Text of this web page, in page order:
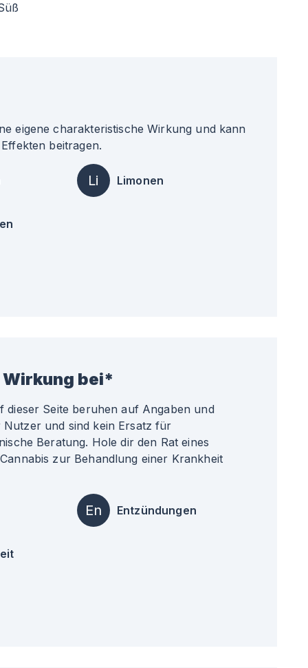
eigene charakteristische Wirkung und kann
beitragen.
Li Limonen
bei*
dieser Seite beruhen auf Angaben und
und sind kein Ersatz für
Beratung. Hole dir den Rat eines
zur Behandlung einer Krankheit
En Entzündungen